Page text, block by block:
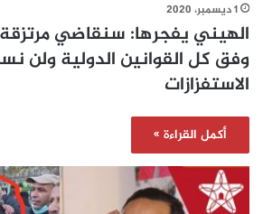
1 ديسمبر، 2020
الهيني يفجرها: سنقاضي مرتزقة
وفق كل القوانين الدولية ولن
الاستفزازات
أكمل القراءة »